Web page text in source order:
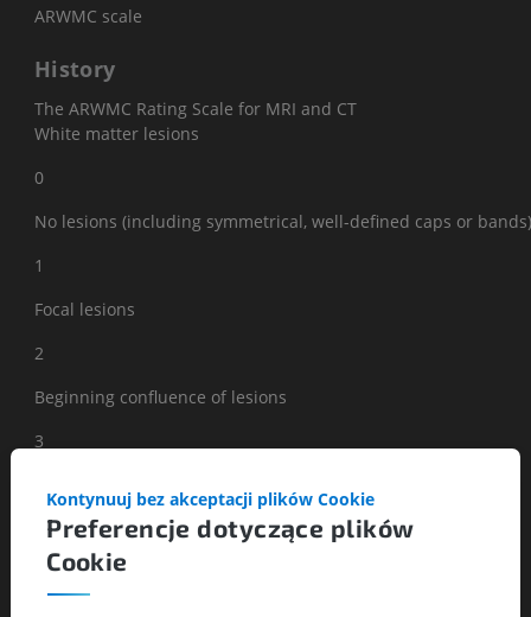
ARWMC scale
History
The ARWMC Rating Scale for MRI and CT
White matter lesions
0
No lesions (including symmetrical, well-defined caps or bands)
1
Focal lesions
2
Beginning confluence of lesions
3
involvement of U fibers
Basal ganglia lesions
Preferencje dotyczące plików
Cookie
Kontynuuj bez akceptacji plików Cookie